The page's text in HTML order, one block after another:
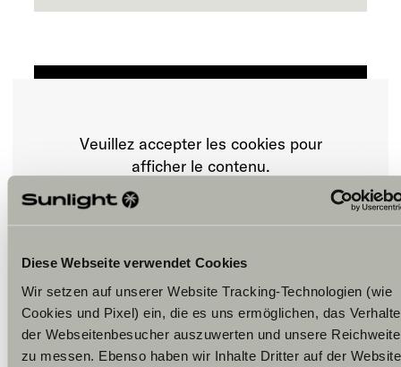
Diese Webseite verwendet Cookies
Wir setzen auf unserer Website Tracking-Technologien (wie
Cookies und Pixel) ein, die es uns ermöglichen, das
der Webseitenbesucher auszuwerten und unsere Reichweite
zu messen. Ebenso haben wir Inhalte Dritter auf der Website
Veuillez accepter les cookies pour
afficher le contenu.
Paramètre des cookies